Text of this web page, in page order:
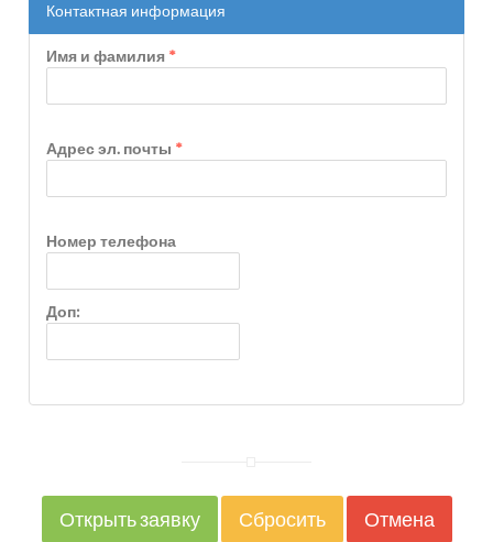
Контактная информация
Имя и фамилия *
Адрес эл. почты *
Номер телефона
Доп: